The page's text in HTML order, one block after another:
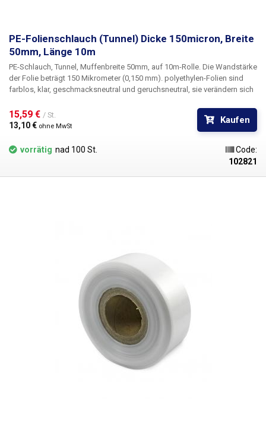
PE-Folienschlauch (Tunnel) Dicke 150micron, Breite
50mm, Länge 10m
PE-Schlauch, Tunnel, Muffenbreite 50mm, auf 10m-Rolle. Die Wandstärke
der Folie beträgt 150 Mikrometer (0,150 mm). polyethylen-Folien sind
farblos, klar, geschmacksneutral und geruchsneutral, sie verändern sich
langlebig, flexibel, leicht schweißbar durch Hitze, frost- und
feuchtigkeitsbeständig. Die Folie eignet sich für die Herstellung von
Beuteln, Taschen und Verpackungen jeglicher Waren. PE-Folien sind
gesundheitlich unbedenklich, 100% recycelbar, für
Lebensmittelverpackungen geeignet (Zertifikat vorhanden) und erfüllen
Slg. (Verpackungsgesetz). Ideal zum Schweißen mit allen
15,59 € / St.
13,10 € ohne MwSt
Kaufen
vorrätig nad 100 St.
Code:
102821